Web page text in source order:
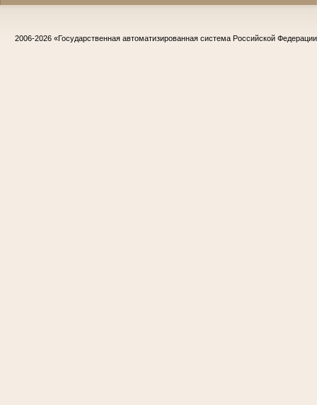
2006-2026 «Государственная автоматизированная система Российской